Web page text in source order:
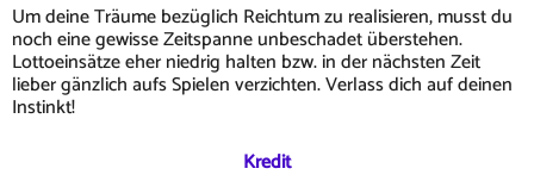
Um deine Träume bezüglich Reichtum zu realisieren, musst du
noch eine gewisse Zeitspanne unbeschadet überstehen.
Lottoeinsätze eher niedrig halten bzw. in der nächsten Zeit
lieber gänzlich aufs Spielen verzichten. Verlass dich auf deinen
Instinkt!
Kredit